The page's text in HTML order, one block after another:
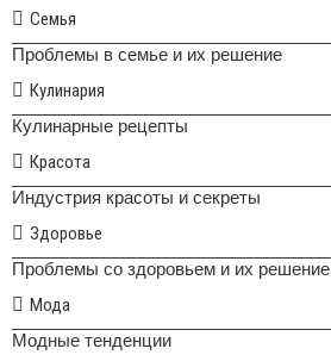
Семья
Проблемы в семье и их решение
Кулинария
Кулинарные рецепты
Красота
Индустрия красоты и секреты
Здоровье
Проблемы со здоровьем и их решение
Мода
Модные тенденции